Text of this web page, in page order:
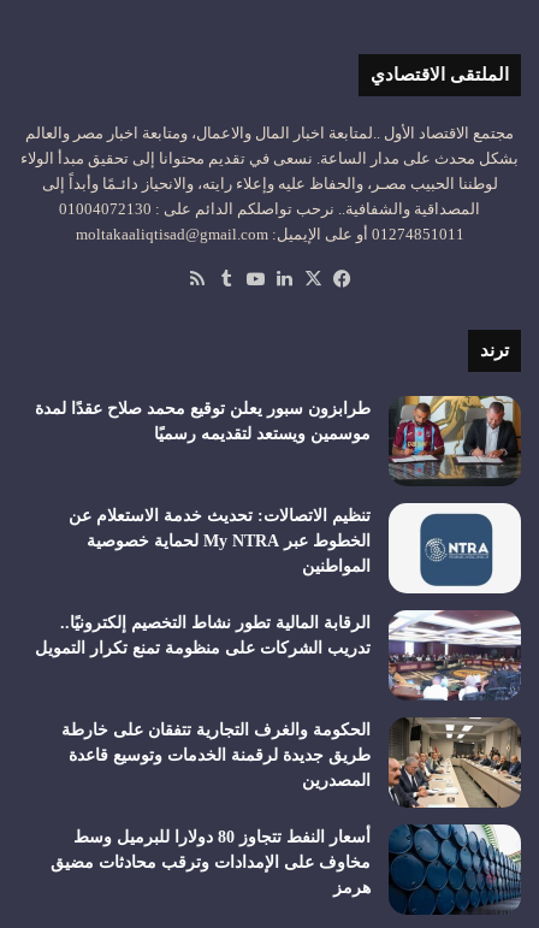
الملتقى الاقتصادي
مجتمع الاقتصاد الأول ..لمتابعة اخبار المال والاعمال، ومتابعة اخبار مصر والعالم
بشكل محدث على مدار الساعة. نسعى في تقديم محتوانا إلى تحقيق مبدأ الولاء
لوطننا الحبيب مصـر، والحفاظ عليه وإعلاء رايته، والانحياز دائـمًا وأبداً إلى
المصداقية والشفافية.. نرحب تواصلكم الدائم على : 01004072130
01274851011 أو على الإيميل: moltakaaliqtisad@gmail.com
فيسبوك
‫X لينكدإن‫YouTube
ترند
طرابزون سبور يعلن توقيع محمد صلاح عقدًا لمدة
موسمين ويستعد لتقديمه رسميًا
تنظيم الاتصالات: تحديث خدمة الاستعلام عن
الخطوط عبر My NTRA لحماية خصوصية
المواطنين
الرقابة المالية تطور نشاط التخصيم إلكترونيًا..
تدريب الشركات على منظومة تمنع تكرار التمويل
الحكومة والغرف التجارية تتفقان على خارطة
طريق جديدة لرقمنة الخدمات وتوسيع قاعدة
المصدرين
أسعار النفط تتجاوز 80 دولارا للبرميل وسط
مخاوف على الإمدادات وترقب محادثات مضيق
هرمز